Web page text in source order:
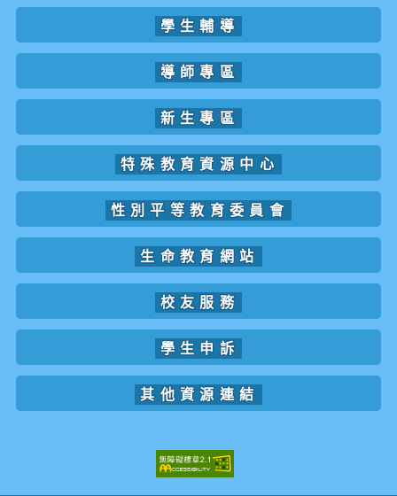
學生輔導
導師專區
新生專區
特殊教育資源中心
性別平等教育委員會
生命教育網站
校友服務
學生申訴
其他資源連結